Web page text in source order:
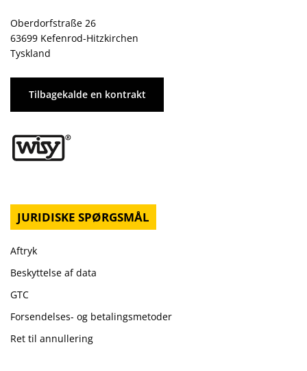
Oberdorfstraße 26
63699 Kefenrod-Hitzkirchen
Tyskland
Tilbagekalde en kontrakt
JURIDISKE SPØRGSMÅL
Aftryk
Beskyttelse af data
GTC
Forsendelses- og betalingsmetoder
Ret til annullering